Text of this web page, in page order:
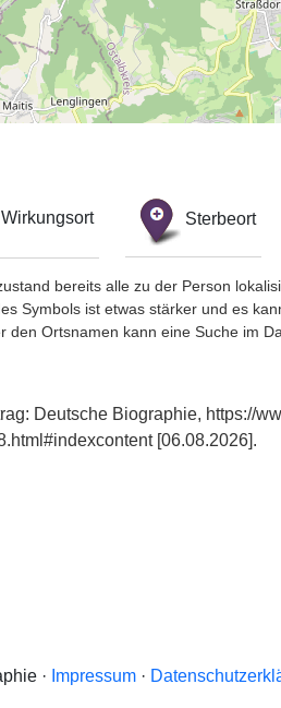
Wirkungsort Sterbeort
bereits alle zu der Person
Symbols ist etwas stärker und es
den Ortsnamen kann eine Suche im
Deutsche Biographie, https://
[06.08.2026].
· Impressum ·